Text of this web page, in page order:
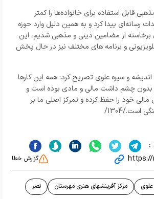
قابل استفاده برای خانواده‌ها را کمتر
رسانه‌ای پیدا کرد و به همین دلیل وارد حوزه
برخاسته از مضامین دینی و مذهبی شدیم، این
و برنامه های مختلف نیز در حال پخش
اندیشه و سیره علوی تصریح کرد: همه این کارها
چشم داشت مالی و مادی بوده است و
مالی خود را حفظ کرده و تمرکز اصلی ما بر
است./1304/
:
https:// گزارش خطا
مرکز آفرینشهای هنری مهرستان
نصر